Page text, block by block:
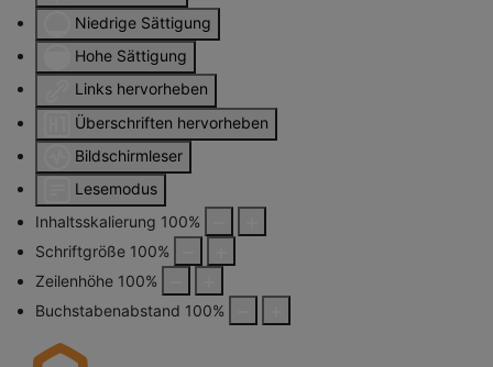
Niedrige Sättigung
Hohe Sättigung
Links hervorheben
Überschriften hervorheben
Bildschirmleser
Lesemodus
Inhaltsskalierung 100%
Schriftgröße 100%
Zeilenhöhe 100%
Buchstabenabstand 100%